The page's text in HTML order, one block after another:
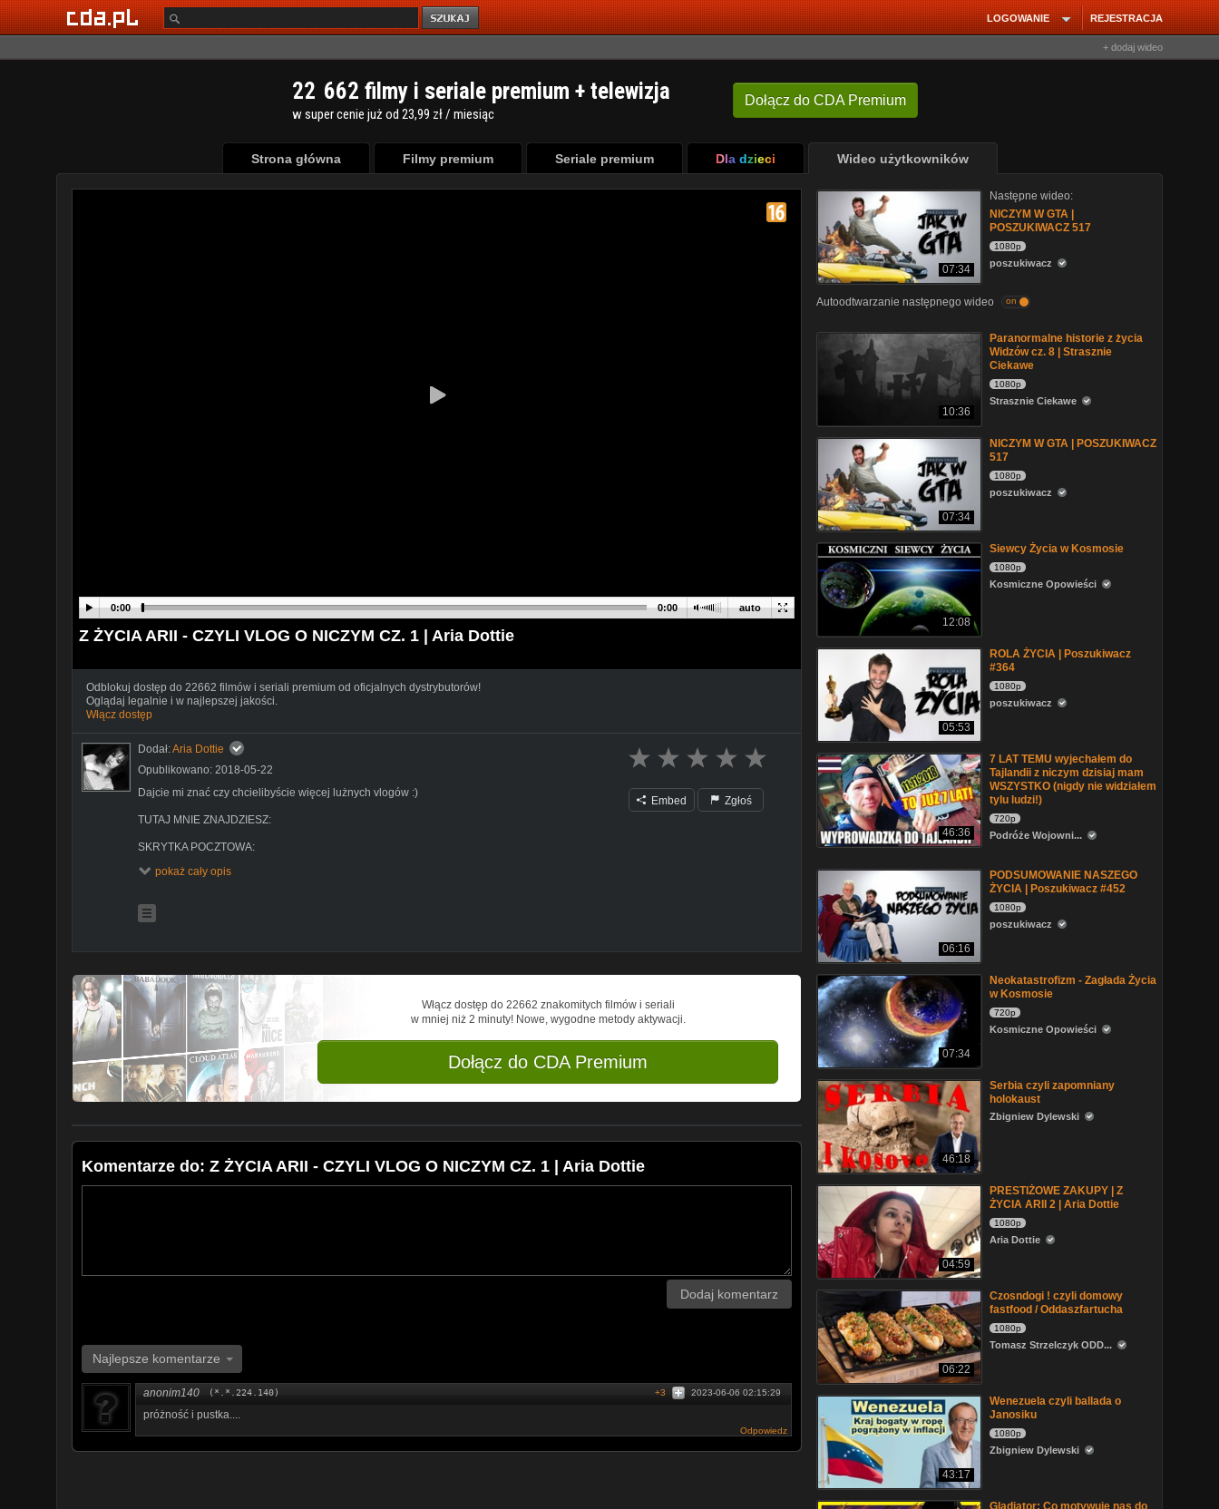
REJESTRACJA
LOGOWANIE
+ dodaj wideo
Dołącz do CDA Premium
22 662 filmy i seriale premium + telewizja
w super cenie już od 23,99 zł / miesiąc
Strona główna Filmy premium Seriale premium Dla dzieci Wideo użytkowników
auto
0:00 0:00
Z ŻYCIA ARII - CZYLI VLOG O NICZYM CZ. 1 | Aria Dottie
Odblokuj dostęp do 22662 filmów i seriali premium od oficjalnych dystrybutorów!
Oglądaj legalnie i w najlepszej jakości.
Włącz dostęp
Dodał:Aria Dottie
Opublikowano: 2018-05-22
Dajcie mi znać czy chcielibyście więcej lużnych vlogów :)
TUTAJ MNIE ZNAJDZIESZ:
SKRYTKA POCZTOWA:
Skrytka Pocztowa nr 9
ul Józefa Piłsudskiego 2
08-100 Siedlce
FANPAGE: http://bit.ly/fpDottie
GRUPA: http://bit.ly/ArmiaSniadaniowych
SNAP :welcomedomson
MAIL DLA WIDZÓW: dottie.aria@gmail.com
***
kontakt/współpraca: aria.dottie@gmail.com
pokaż cały opis
Embed Zgłoś
Włącz dostęp do 22662 znakomitych filmów i seriali
w mniej niż 2 minuty! Nowe, wygodne metody aktywacji.
Dołącz do CDA Premium
Komentarze do: Z ŻYCIA ARII - CZYLI VLOG O NICZYM CZ. 1 | Aria Dottie
Dodaj komentarz
Najlepsze komentarze
anonim140 (*.*.224.140) 2023-06-06 02:15:29
+3
próżność i pustka....
Odpowiedz
07:34
Następne wideo:
NICZYM W GTA |
POSZUKIWACZ 517
1080p
poszukiwacz
Autoodtwarzanie następnego wideo on
10:36
Paranormalne historie z życia
Widzów cz. 8 | Strasznie
Ciekawe
1080p
Strasznie Ciekawe
07:34
NICZYM W GTA | POSZUKIWACZ
517
1080p
poszukiwacz
12:08
Siewcy Życia w Kosmosie
1080p
Kosmiczne Opowieści
05:53
ROLA ŻYCIA | Poszukiwacz
#364
1080p
poszukiwacz
46:36
7 LAT TEMU wyjechałem do
Tajlandii z niczym dzisiaj mam
WSZYSTKO (nigdy nie widziałem
tylu ludzi!)
720p
Podróże Wojowni...
06:16
PODSUMOWANIE NASZEGO
ŻYCIA | Poszukiwacz #452
1080p
poszukiwacz
07:34
Neokatastrofizm - Zagłada Życia
w Kosmosie
720p
Kosmiczne Opowieści
46:18
Serbia czyli zapomniany
holokaust
Zbigniew Dylewski
04:59
PRESTIŻOWE ZAKUPY | Z
ŻYCIA ARII 2 | Aria Dottie
1080p
Aria Dottie
06:22
Czosndogi ! czyli domowy
fastfood / Oddaszfartucha
1080p
Tomasz Strzelczyk ODD...
43:17
Wenezuela czyli ballada o
Janosiku
1080p
Zbigniew Dylewski
Gladiator: Co motywuje nas do